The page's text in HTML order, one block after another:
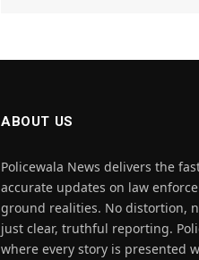
ABOUT US
Policewala News delivers the
accurate updates on law
ground realities. No distortion,
just clear, truthful reporting.
where every story is presented